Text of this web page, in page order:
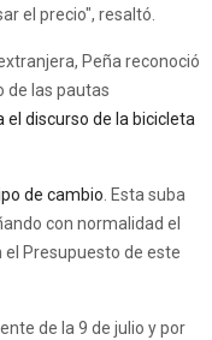
el precio", resaltó.
Peña reconoció
de las pautas
el discurso de la bicicleta
de cambio . Esta suba
con normalidad el
Presupuesto de este
de la 9 de julio y por